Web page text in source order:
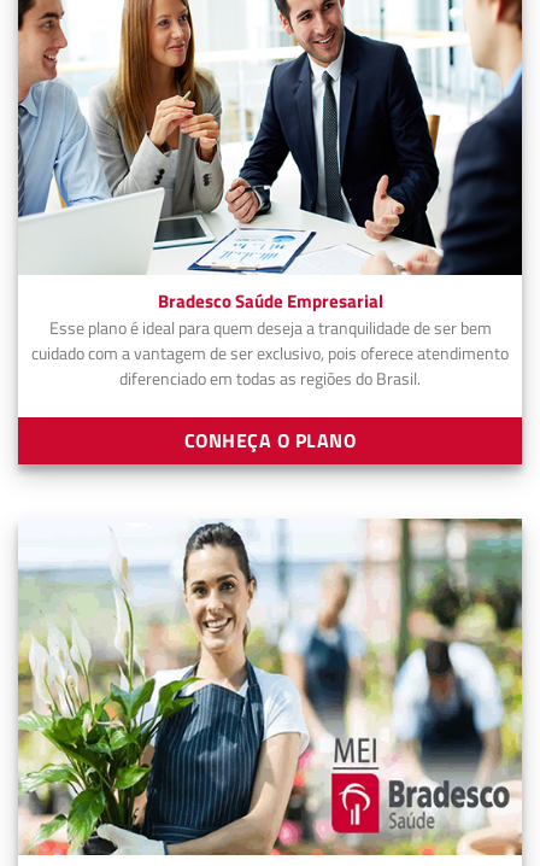
Bradesco Saúde Empresarial
Esse plano é ideal para quem deseja a tranquilidade de ser bem
cuidado com a vantagem de ser exclusivo, pois oferece atendimento
diferenciado em todas as regiões do Brasil.
CONHEÇA O PLANO